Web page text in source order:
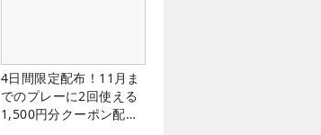
4日間限定配布！11月ま
でのプレーに2回使える
1,500円分クーポン配布